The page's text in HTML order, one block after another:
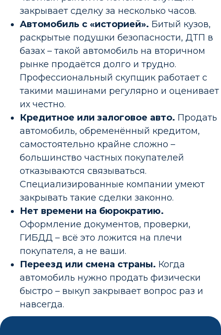
закрывает сделку за несколько часов.
Автомобиль с «историей». Битый кузов,
раскрытые подушки безопасности, ДТП в
базах – такой автомобиль на вторичном
рынке продаётся долго и трудно.
Профессиональный скупщик работает с
такими машинами регулярно и оценивает
их честно.
Кредитное или залоговое авто. Продать
автомобиль, обременённый кредитом,
самостоятельно крайне сложно –
большинство частных покупателей
отказываются связываться.
Специализированные компании умеют
закрывать такие сделки законно.
Нет времени на бюрократию.
Оформление документов, проверки,
ГИБДД – всё это ложится на плечи
покупателя, а не ваши.
Переезд или смена страны. Когда
автомобиль нужно продать физически
быстро – выкуп закрывает вопрос раз и
навсегда.